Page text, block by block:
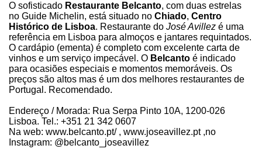
O sofisticado Restaurante Belcanto, com duas estrelas
no Guide Michelin, está situado no Chiado, Centro
Histórico de Lisboa. Restaurante do José Avillez é uma
referência em Lisboa para almoços e jantares requintados.
O cardápio (ementa) é completo com excelente carta de
vinhos e um serviço impecável. O Belcanto é indicado
para ocasiões especiais e momentos memoráveis. Os
preços são altos mas é um dos melhores restaurantes de
Portugal. Recomendado.
Endereço / Morada: Rua Serpa Pinto 10A, 1200-026
Lisboa. Tel.: +351 21 342 0607
Na web: www.belcanto.pt/ , www.joseavillez.pt ,no
Instagram: @belcanto_joseavillez